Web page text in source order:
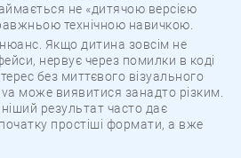
не «дитячою версією
технічною навичкою.
Якщо дитина зовсім не
нервує через помилки в коді
без миттєвого візуального
може виявитися занадто різким.
результат часто дає
простіші формати, а вже